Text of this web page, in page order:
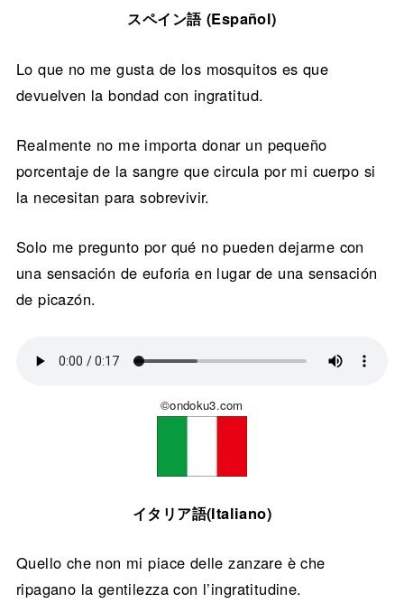
スペイン語 (Español)
Lo que no me gusta de los mosquitos es que
devuelven la bondad con ingratitud.
Realmente no me importa donar un pequeño
porcentaje de la sangre que circula por mi cuerpo si
la necesitan para sobrevivir.
Solo me pregunto por qué no pueden dejarme con
una sensación de euforia en lugar de una sensación
de picazón.
©ondoku3.com
イタリア語(Italiano)
Quello che non mi piace delle zanzare è che
ripagano la gentilezza con l’ingratitudine.